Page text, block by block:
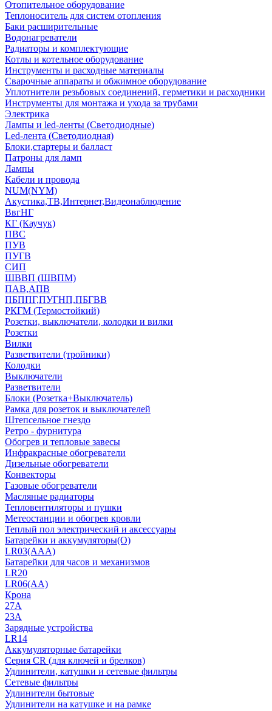
Отопительное оборудование
Теплоноситель для систем отопления
Баки расширительные
Водонагреватели
Радиаторы и комплектующие
Котлы и котельное оборудование
Инструменты и расходные материалы
Сварочные аппараты и обжимное оборудование
Уплотнители резьбовых соединений, герметики и расходники
Инструменты для монтажа и ухода за трубами
Электрика
Лампы и led-ленты (Светодиодные)
Led-лента (Светодиодная)
Блоки,стартеры и балласт
Патроны для ламп
Лампы
Кабели и провода
NUM(NYM)
Акустика,ТВ,Интернет,Видеонаблюдение
ВвгНГ
КГ (Каучук)
ПВС
ПУВ
ПУГВ
СИП
ШВВП (ШВПМ)
ПАВ,АПВ
ПБППГ,ПУГНП,ПБГВВ
РКГМ (Термостойкий)
Розетки, выключатели, колодки и вилки
Розетки
Вилки
Разветвители (тройники)
Колодки
Выключатели
Разветвители
Блоки (Розетка+Выключатель)
Рамка для розеток и выключателей
Штепсельное гнездо
Ретро - фурнитура
Обогрев и тепловые завесы
Инфракрасные обогреватели
Дизельные обогреватели
Конвекторы
Газовые обогреватели
Масляные радиаторы
Тепловентиляторы и пушки
Метеостанции и обогрев кровли
Теплый пол электрический и аксессуары
Батарейки и аккумуляторы(О)
LR03(AAA)
Батарейки для часов и механизмов
LR20
LR06(AA)
Крона
27A
23A
Зарядные устройства
LR14
Аккумуляторные батарейки
Серия CR (для ключей и брелков)
Удлинители, катушки и сетевые фильтры
Сетевые фильтры
Удлинители бытовые
Удлинители на катушке и на рамке